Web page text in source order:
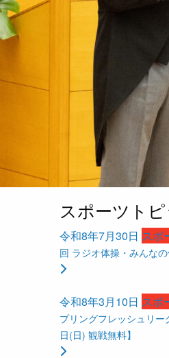
スポーツトピ
令和8年7月30日 スポ
回 ラジオ体操・みんな
令和8年3月10日 スポ
プリングフレッシュリ
日(日) 観戦無料】